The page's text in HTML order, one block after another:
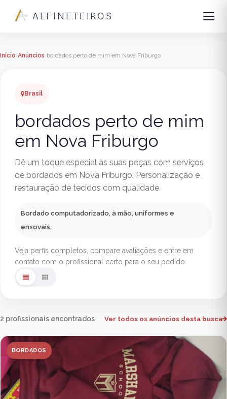
ALFINETEIROS
Início Anúncios bordados perto de mim em Nova Friburgo
Brasil
bordados perto de mim
em Nova Friburgo
Dê um toque especial às suas peças com serviços
de bordados em Nova Friburgo. Personalização e
restauração de tecidos com qualidade.
Bordado computadorizado, à mão, uniformes e
enxovais.
Veja perfis completos, compare avaliações e entre em
contato com o profissional certo para o seu pedido.
2 profissionais encontrados Ver todos os anúncios desta busca
BORDADOS